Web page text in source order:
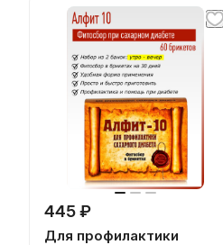
445 ₽
Для профилактики